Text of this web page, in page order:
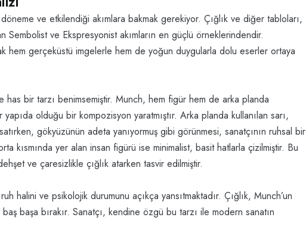
ve etkilendiği akımlara bakmak gerekiyor. Çığlık ve diğer tabloları,
Sembolist ve Ekspresyonist akımların en güçlü örneklerindendir.
hem gerçeküstü imgelerle hem de yoğun duygularla dolu eserler ortaya
has bir tarzı benimsemiştir. Munch, hem figür hem de arka planda
olduğu bir kompozisyon yaratmıştır. Arka planda kullanılan sarı,
gökyüzünün adeta yanıyormuş gibi görünmesi, sanatçının ruhsal bir
kısmında yer alan insan figürü ise minimalist, basit hatlarla çizilmiştir. Bu
ve çaresizlikle çığlık atarken tasvir edilmiştir.
halini ve psikolojik durumunu açıkça yansıtmaktadır. Çığlık, Munch’un
başa bırakır. Sanatçı, kendine özgü bu tarzı ile modern sanatın